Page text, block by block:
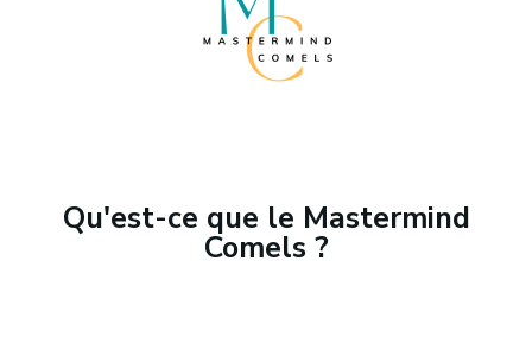
Qu'est-ce que le Mastermind
Comels ?